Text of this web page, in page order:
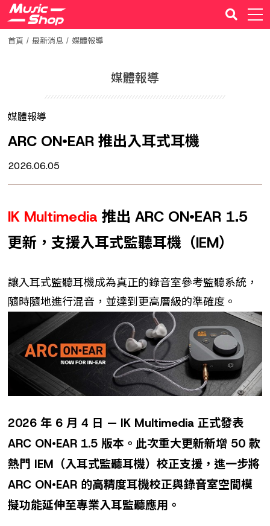
首頁 最新消息 媒體報導
媒體報導
媒體報導
ARC ON•EAR 推出入耳式耳機
2026.06.05
IK Multimedia推出 ARC ON•EAR 1.5
更新，支援入耳式監聽耳機（IEM）
讓入耳式監聽耳機成為真正的錄音室參考監聽系統，
隨時隨地進行混音，並達到更高層級的準確度。
2026年 6 月 4 日 — IK Multimedia正式發表
ARC ON•EAR 1.5 版本。此次重大更新新增 50款
熱門 IEM （入耳式監聽耳機）校正支援，進一步將
ARC ON•EAR 的高精度耳機校正與錄音室空間模
擬功能延伸至專業入耳監聽應用。